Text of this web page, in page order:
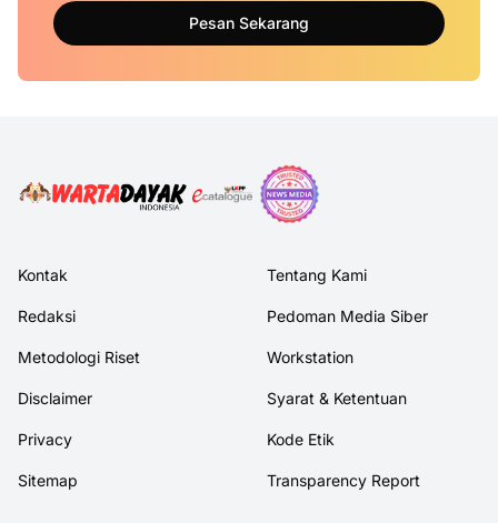
Pesan Sekarang
Kontak Tentang Kami
Redaksi Pedoman Media Siber
Metodologi Riset Workstation
Disclaimer Syarat & Ketentuan
Privacy Kode Etik
Sitemap Transparency Report